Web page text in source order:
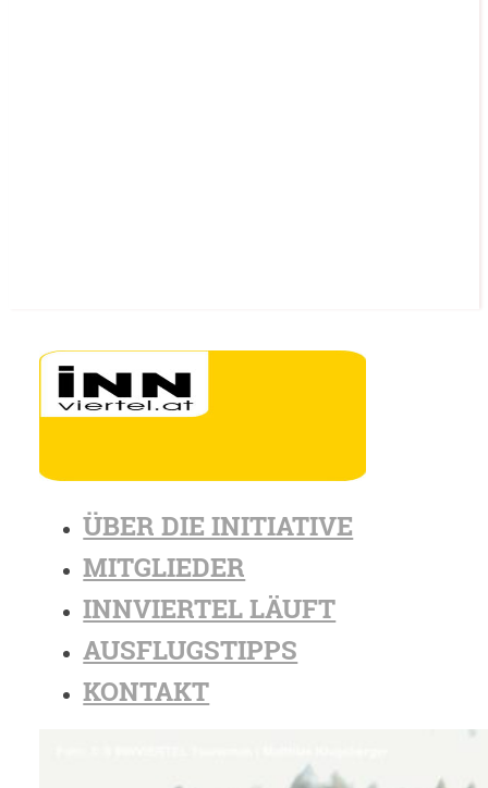
ÜBER DIE INITIATIVE
MITGLIEDER
INNVIERTEL LÄUFT
AUSFLUGSTIPPS
KONTAKT